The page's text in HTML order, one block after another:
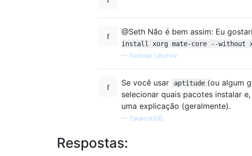
@Seth Não é bem assim: Eu
install xorg mate-core --without
— Nickolai Leschov
Se você usar aptitude (ou algum
selecionar quais pacotes instalar
uma explicação (geralmente).
— Saiarcot895
Respostas: